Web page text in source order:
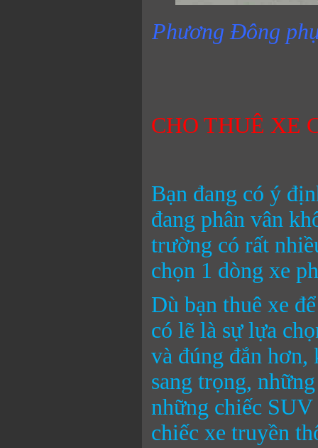
Phương Đông
CHO THUÊ XE
Bạn đang có ý
đang phân vân
trường có rất
chọn 1 dòng xe
Dù bạn thuê xe
có lẽ là sự lựa
và đúng đắn
sang trọng,
những chiếc
chiếc xe truyền